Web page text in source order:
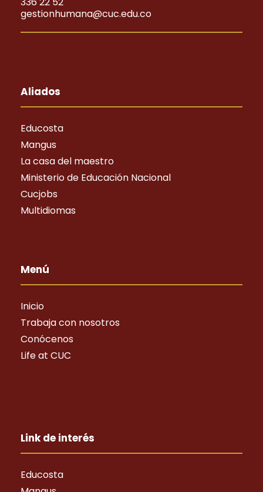
gestionhumana@cuc.edu.co
Aliados
Educosta
Mangus
La casa del maestro
Ministerio de Educación Nacional
Cucjobs
Multidiomas
Menú
Inicio
Trabaja con nosotros
Conócenos
Life at CUC
Link de interés
Educosta